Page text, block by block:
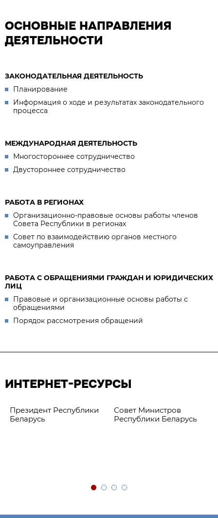
ОСНОВНЫЕ НАПРАВЛЕНИЯ
ДЕЯТЕЛЬНОСТИ
ЗАКОНОДАТЕЛЬНАЯ ДЕЯТЕЛЬНОСТЬ
Планирование
Информация о ходе и результатах законодательного
процесса
МЕЖДУНАРОДНАЯ ДЕЯТЕЛЬНОСТЬ
Многостороннее сотрудничество
Двустороннее сотрудничество
РАБОТА В РЕГИОНАХ
Организационно-правовые основы работы членов
Совета Республики в регионах
Совет по взаимодействию органов местного
самоуправления
РАБОТА С ОБРАЩЕНИЯМИ ГРАЖДАН И ЮРИДИЧЕСКИХ
ЛИЦ
Правовые и организационные основы работы с
обращениями
Порядок рассмотрения обращений
ИНТЕРНЕТ-РЕСУРСЫ
Президент Республики
Беларусь
Совет Министров
Республики Беларусь